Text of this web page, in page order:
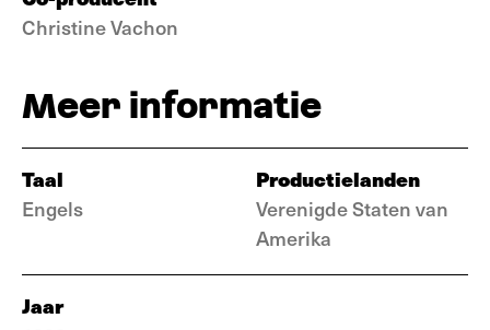
Christine Vachon
Meer informatie
Taal
Engels
Productielanden
Verenigde Staten van
Amerika
Jaar